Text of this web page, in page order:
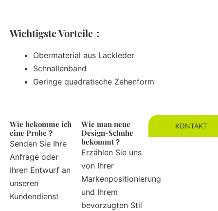
Wichtigste Vorteile：
Obermaterial aus Lackleder
Schnallenband
Geringe quadratische Zehenform
Wie bekomme ich
eine Probe？
Senden Sie Ihre
Anfrage oder
Ihren Entwurf an
unseren
Kundendienst
Wie man neue
Design-Schuhe
bekommt？
Erzählen Sie uns
von Ihrer
Markenpositionierung
und Ihrem
bevorzugten Stil
KONTAKT